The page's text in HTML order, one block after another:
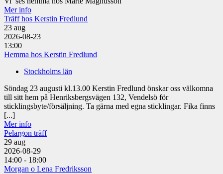
Mer info
Träff hos Kerstin Fredlund
23 aug
2026-08-23
13:00
Hemma hos Kerstin Fredlund
Stockholms län
Söndag 23 augusti kl.13.00 Kerstin Fredlund önskar oss välkomna
till sitt hem på Henriksbergsvägen 132, Vendelsö för
sticklingsbyte/försäljning. Ta gärna med egna sticklingar. Fika finns
[...]
Mer info
Pelargon träff
29 aug
2026-08-29
14:00 - 18:00
Morgan o Lena Fredriksson